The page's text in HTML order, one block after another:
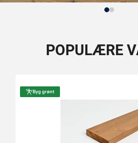
POPULÆRE
Byg grønt